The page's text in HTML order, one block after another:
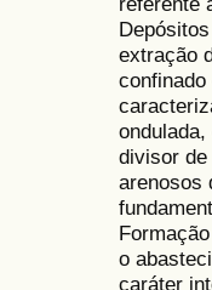
extração
divisor
arenosos
o
caráter